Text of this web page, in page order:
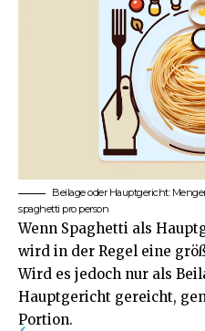
Beilage oder Hauptgericht:
spaghetti pro person
Wenn Spaghetti als
wird in der Regel eine
Wird es jedoch nur als
Hauptgericht gereicht,
Portion.